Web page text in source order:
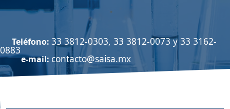
Teléfono: 33 3812-0303, 33 3812-0073 y 33 3162-
0883
e-mail: contacto@saisa.mx